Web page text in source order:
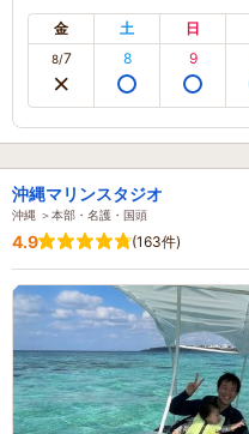
金 土 日
8/7 8 9
沖縄マリンスタジオ
沖縄 ＞本部・名護・国頭
4.9 (163件)